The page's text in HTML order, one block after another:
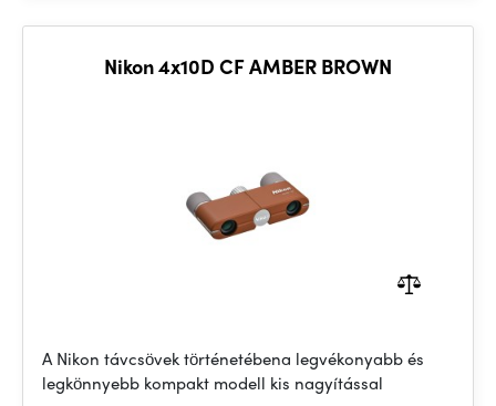
Nikon 4x10D CF AMBER BROWN
A Nikon távcsövek történetébena legvékonyabb és
legkönnyebb kompakt modell kis nagyítással